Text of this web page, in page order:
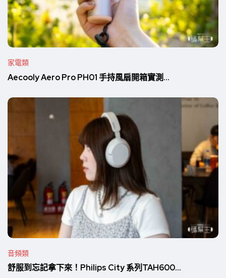
家電類
Aecooly Aero Pro PH01 手持風扇開箱實測...
音頻類
舒服到忘記拿下來！Philips City 系列TAH600...